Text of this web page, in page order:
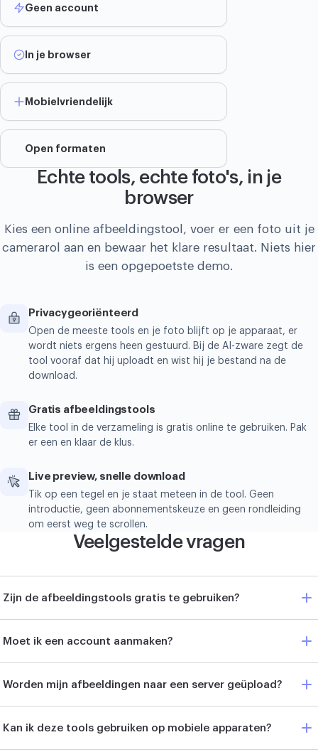
Geen account
In je browser
Mobielvriendelijk
Open formaten
Echte tools, echte foto's, in je
browser
Kies een online afbeeldingstool, voer er een foto uit je
camerarol aan en bewaar het klare resultaat. Niets hier
is een opgepoetste demo.
Privacygeoriënteerd
Open de meeste tools en je foto blijft op je apparaat, er
wordt niets ergens heen gestuurd. Bij de AI-zware zegt de
tool vooraf dat hij uploadt en wist hij je bestand na de
download.
Gratis afbeeldingstools
Elke tool in de verzameling is gratis online te gebruiken. Pak
er een en klaar de klus.
Live preview, snelle download
Tik op een tegel en je staat meteen in de tool. Geen
introductie, geen abonnementskeuze en geen rondleiding
om eerst weg te scrollen.
Veelgestelde vragen
Zijn de afbeeldingstools gratis te gebruiken?
Moet ik een account aanmaken?
Worden mijn afbeeldingen naar een server geüpload?
Kan ik deze tools gebruiken op mobiele apparaten?